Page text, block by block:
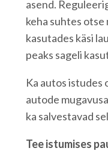
asend.
keha suhtes
kasutades käsi
peaks sageli
Ka autos istudes
autode
ka salvestavad
Tee istumises